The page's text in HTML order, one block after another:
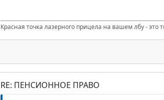
Красная точка лазерного прицела на вашем лбу - это
RE: ПЕНСИОННОЕ ПРАВО